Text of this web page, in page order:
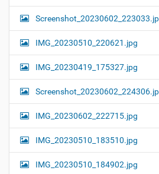
IMG_20230510_220621.jpg
IMG_20230419_175327.jpg
IMG_20230602_222715.jpg
IMG_20230510_183510.jpg
IMG_20230510_184902.jpg